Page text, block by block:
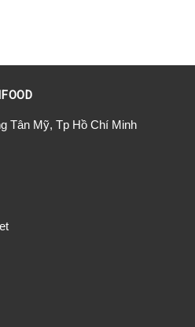
Tân Mỹ, Tp Hồ Chí Minh